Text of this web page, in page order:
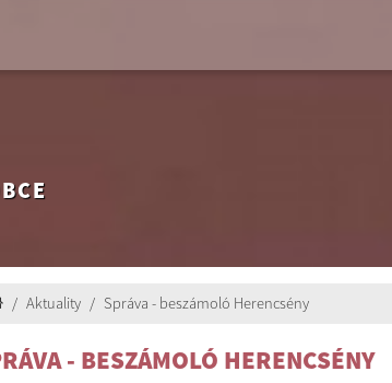
Aktuality Správa - beszámoló Herencsény
- BESZÁMOLÓ HERENCSÉNY